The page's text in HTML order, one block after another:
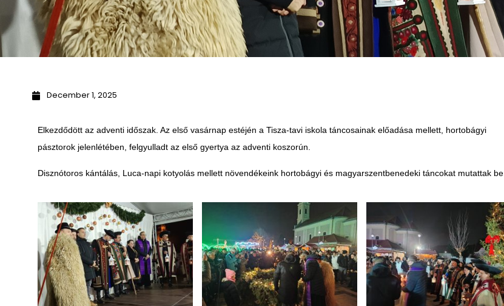
December 1, 2025
Elkezdődött az adventi időszak. Az első vasárnap estéjén a Tisza-tavi iskola táncosainak előadása mellett, hortobágyi
pásztorok jelenlétében, felgyulladt az első gyertya az adventi koszorún.
Disznótoros kántálás, Luca-napi kotyolás mellett növendékeink hortobágyi és magyarszentbenedeki táncokat mutattak be.